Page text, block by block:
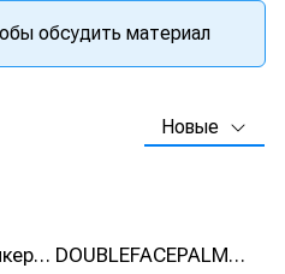
обсудить материал
Новые
DOUBLEFACEPALM…